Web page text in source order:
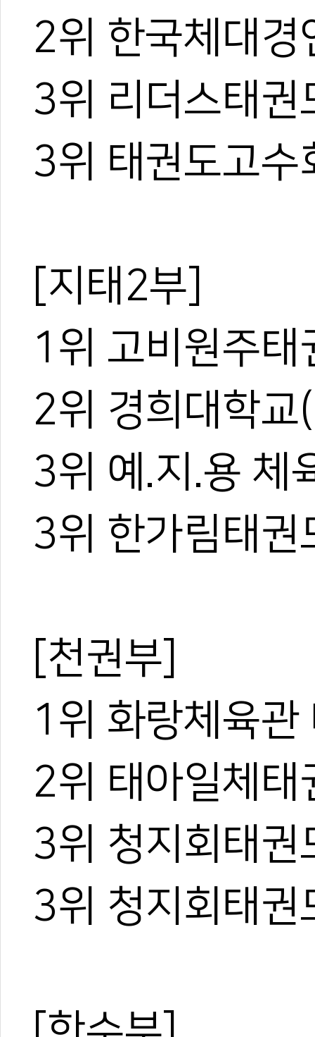
2위 한국체대경
3위 리더스태권
3위 태권도고수
[지태2부]
1위 고비원주태
2위 경희대학교
3위 예.지.용 체
3위 한가림태권
[천권부]
1위 화랑체육관
2위 태아일체태
3위 청지회태권
3위 청지회태권